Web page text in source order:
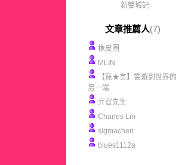
新雙城記
文章推薦人(7)
橡皮圈
MLIN
【無★言】雲遊到世界的
另一端
亓官先生
Charles Lin
sigmachen
blues1112a